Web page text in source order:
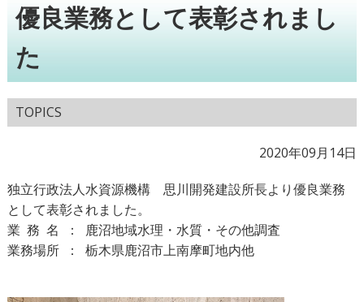
優良業務として表彰されまし
た
TOPICS
2020年09月14日
独立行政法人水資源機構 思川開発建設所長より優良業務
として表彰されました。
業務名： 鹿沼地域水理・水質・その他調査
業務場所： 栃木県鹿沼市上南摩町地内他